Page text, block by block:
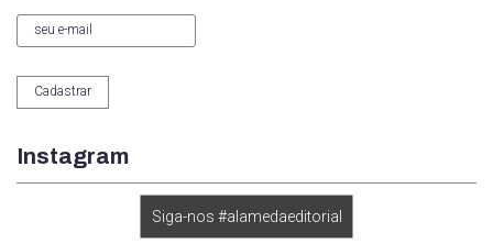
Instagram
Siga-nos #alamedaeditorial